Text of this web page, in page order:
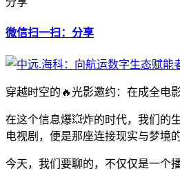
微信扫一扫：分享
穿越时空的🔥光影邀约：在成全电
在这个信息爆💥炸的时代，我们的
电视剧，便是那座连接现实与梦境
今天，我们要聊的，不仅仅是一个